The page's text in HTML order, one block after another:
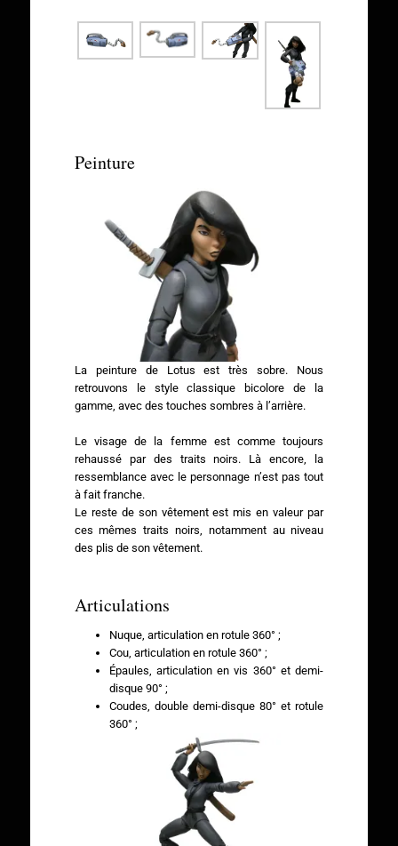
Peinture
La peinture de Lotus est très sobre. Nous
retrouvons le style classique bicolore de la
gamme, avec des touches sombres à l’arrière.
Le visage de la femme est comme toujours
rehaussé par des traits noirs. Là encore, la
ressemblance avec le personnage n’est pas tout
à fait franche.
Le reste de son vêtement est mis en valeur par
ces mêmes traits noirs, notamment au niveau
des plis de son vêtement.
Articulations
Nuque, articulation en rotule 360° ;
Cou, articulation en rotule 360° ;
Épaules, articulation en vis 360° et demi-
disque 90° ;
Coudes, double demi-disque 80° et rotule
360° ;